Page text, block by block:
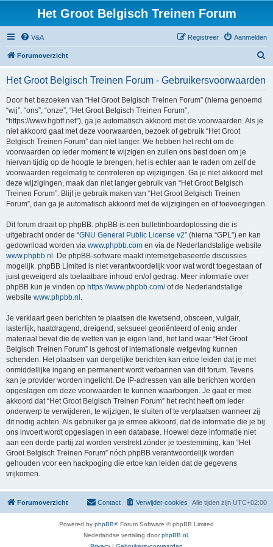
Het Groot Belgisch Treinen Forum
V&A Aanmelden
Registreer
Forumoverzicht
Het Groot Belgisch Treinen Forum - Gebruikersvoorwaarden
Door het bezoeken van “Het Groot Belgisch Treinen Forum” (hierna genoemd
“wij”, “ons”, “onze”, “Het Groot Belgisch Treinen Forum”,
“https://www.hgbtf.net”), ga je automatisch akkoord met de voorwaarden. Als je
niet akkoord gaat met deze voorwaarden, bezoek of gebruik “Het Groot
Belgisch Treinen Forum” dan niet langer. We hebben het recht om de
voorwaarden op ieder moment te wijzigen en zullen ons best doen om je
hiervan tijdig op de hoogte te brengen, het is echter aan te raden om zelf de
voorwaarden regelmatig te controleren op wijzigingen. Ga je niet akkoord met
deze wijzigingen, maak dan niet langer gebruik van “Het Groot Belgisch
Treinen Forum”. Blijf je gebruik maken van “Het Groot Belgisch Treinen
Forum”, dan ga je automatisch akkoord met de wijzigingen en of toevoegingen.
Dit forum draait op phpBB. phpBB is een bulletinboardoplossing die is
uitgebracht onder de “GNU General Public License v2” (hierna “GPL”) en kan
gedownload worden via www.phpbb.com en via de Nederlandstalige website
www.phpbb.nl . De phpBB-software maakt internetgebaseerde discussies
mogelijk. phpBB Limited is niet verantwoordelijk voor wat wordt toegestaan of
juist geweigerd als toelaatbare inhoud en/of gedrag. Meer informatie over
phpBB kun je vinden op https://www.phpbb.com/of de Nederlandstalige
website www.phpbb.nl .
Je verklaart geen berichten te plaatsen die kwetsend, obsceen, vulgair,
lasterlijk, haatdragend, dreigend, seksueel georiënteerd of enig ander
materiaal bevat die de wetten van je eigen land, het land waar “Het Groot
Belgisch Treinen Forum” is gehost of internationale wetgeving kunnen
schenden. Het plaatsen van dergelijke berichten kan ertoe leiden dat je met
onmiddellijke ingang en permanent wordt verbannen van dit forum. Tevens
kan je provider worden ingelicht. De IP-adressen van alle berichten worden
opgeslagen om deze voorwaarden te kunnen waarborgen. Je gaat er mee
akkoord dat “Het Groot Belgisch Treinen Forum” het recht heeft om ieder
onderwerp te verwijderen, te wijzigen, te sluiten of te verplaatsen wanneer zij
dit nodig achten. Als gebruiker ga je ermee akkoord, dat de informatie die je bij
ons invoert wordt opgeslagen in een database. Hoewel deze informatie niet
aan een derde partij zal worden verstrekt zónder je toestemming, kan “Het
Groot Belgisch Treinen Forum” nóch phpBB verantwoordelijk worden
gehouden voor een hackpoging die ertoe kan leiden dat de gegevens
vrijkomen.
Forumoverzicht Alle tijden zijn UTC+02:00
Verwijder cookies
Contact
Powered by phpBB® Forum Software © phpBB Limited
Nederlandse vertaling doorphpBB.nl